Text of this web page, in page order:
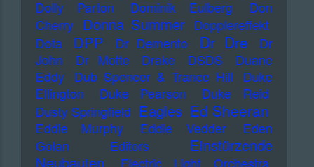
Dolly Parton
Dominik Eulberg
Don
Cherry Donna Summer Dopplereffekt
Dota
DPP Dr Demento Dr Dre
Dr
John
Dr Motte Drake DSDS
Duane
Eddy
Dub Spencer & Trance Hill
Duke
Ellington
Duke Pearson
Duke Reid
Dusty Springfield Eagles Ed Sheeran
Eddie Murphy Eddie Vedder
Eden
Golan
Editors
Einstürzende
Neubauten
Electric Light Orchestra